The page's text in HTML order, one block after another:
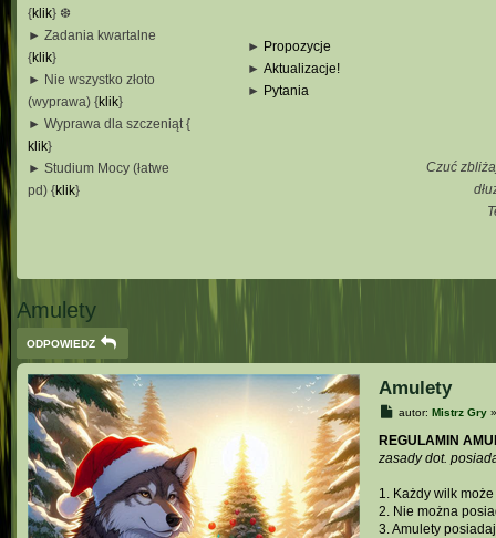
{klik} ❆
► Zadania kwartalne
{klik}
► Nie wszystko złoto
(wyprawa) {klik}
► Wyprawa dla szczeniąt {
klik}
► Studium Mocy (łatwe
pd) {klik}
► Propozycje
► Aktualizacje!
► Pytania
Czuć
Amulety
ODPOWIEDZ
Amulety
P
s
autor:Mistrz Gry
REGULAMIN
zasady dot.
1. Każdy wilk
2. Nie można
3. Amulety